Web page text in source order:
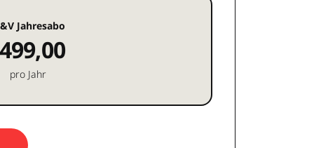
Jahresabo
499,00
pro Jahr